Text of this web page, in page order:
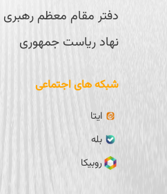
دفتر مقام معظم رهبری
نهاد ریاست جمهوری
شبکه های اجتماعی
ایتا
بله
روبیکا